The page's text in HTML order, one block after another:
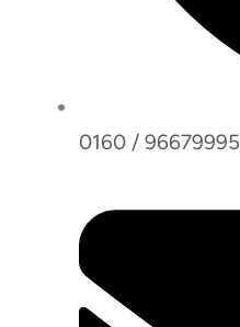
0160 / 96679995